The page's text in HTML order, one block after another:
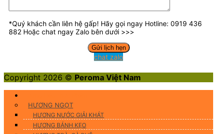
*Quý khách cần liên hệ gấp! Hãy gọi ngay Hotline: 0919 436
882 Hoặc chat ngay Zalo bên dưới >>>
chat zalo
Copyright 2026 © Peroma Việt Nam
HƯƠNG NGỌT
HƯƠNG NƯỚC GIẢI KHÁT
HƯƠNG BÁNH KẸO